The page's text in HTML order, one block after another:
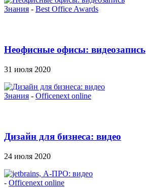
Знания - Best Office Awards
Неофисные офисы: видеозапись
31 июля 2020
Знания - Officenext online
Дизайн для бизнеса: видео
24 июля 2020
- Officenext online